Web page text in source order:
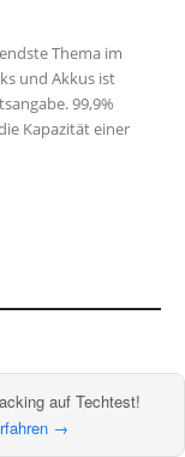
Thema im
und Akkus ist
99,9%
Kapazität einer
die der Marke
auf Techtest!
→